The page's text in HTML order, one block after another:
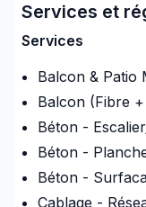
domaine du
comptoir
ainsi que
terrazzo
Laurentides
Services et
Services
Balcon & Patio
Balcon (Fibre
Béton -
Béton -
Béton -
Cablage -